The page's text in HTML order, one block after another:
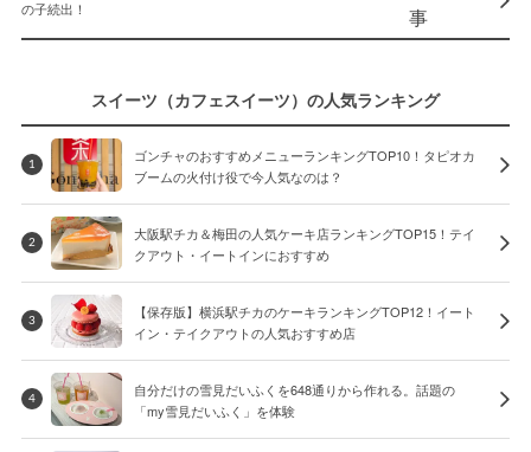
の子続出！
スイーツ（カフェスイーツ）の人気ランキング
1
ゴンチャのおすすめメニューランキングTOP10！タピオカ
ブームの火付け役で今人気なのは？
2
大阪駅チカ＆梅田の人気ケーキ店ランキングTOP15！テイ
クアウト・イートインにおすすめ
3
【保存版】横浜駅チカのケーキランキングTOP12！イート
イン・テイクアウトの人気おすすめ店
4
自分だけの雪見だいふくを648通りから作れる。話題の
「my雪見だいふく」を体験